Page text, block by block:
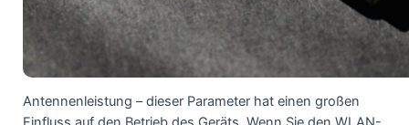
Antennenleistung – dieser Parameter hat einen großen